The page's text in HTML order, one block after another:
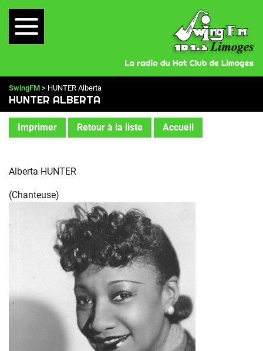
SwingFM > HUNTER Alberta
HUNTER ALBERTA
Imprimer Retour à la liste Accueil
Alberta HUNTER
(Chanteuse)